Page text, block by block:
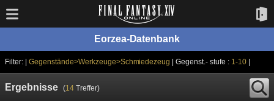
Eorzea-Datenbank
Filter: | Gegenstände>Werkzeuge>Schmiedezeug | Gegenst.- stufe : 1-10
Ergebnisse (14Treffer)